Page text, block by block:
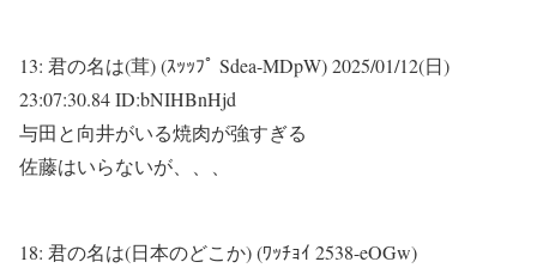
13: 君の名は(茸) (ｽｯｯﾌﾟ Sdea-MDpW)2025/01/12(日)
23:07:30.84 ID:bNIHBnHjd
与田と向井がいる焼肉が強すぎる
佐藤はいらないが、、、
18: 君の名は(日本のどこか) (ﾜｯﾁｮｲ 2538-eOGw)